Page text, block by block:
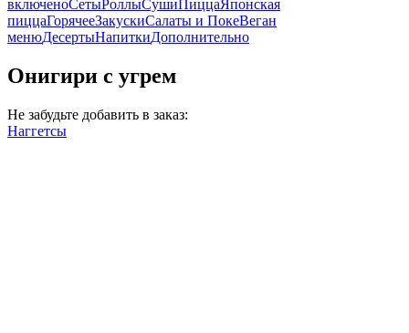
включеноСетыРоллыСушиПиццаЯпонская
пиццаГорячееЗакускиСалаты и ПокеВеган
менюДесертыНапиткиДополнительно
Онигири с угрем
Не забудьте добавить в заказ:
Наггетсы